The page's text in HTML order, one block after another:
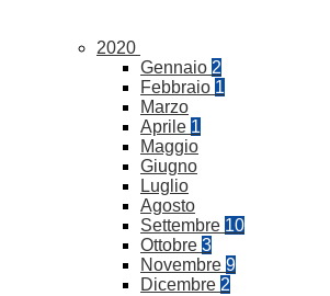
2020
Gennaio 2
Febbraio 1
Marzo
Aprile 1
Maggio
Giugno
Luglio
Agosto
Settembre 10
Ottobre 3
Novembre 9
Dicembre 2